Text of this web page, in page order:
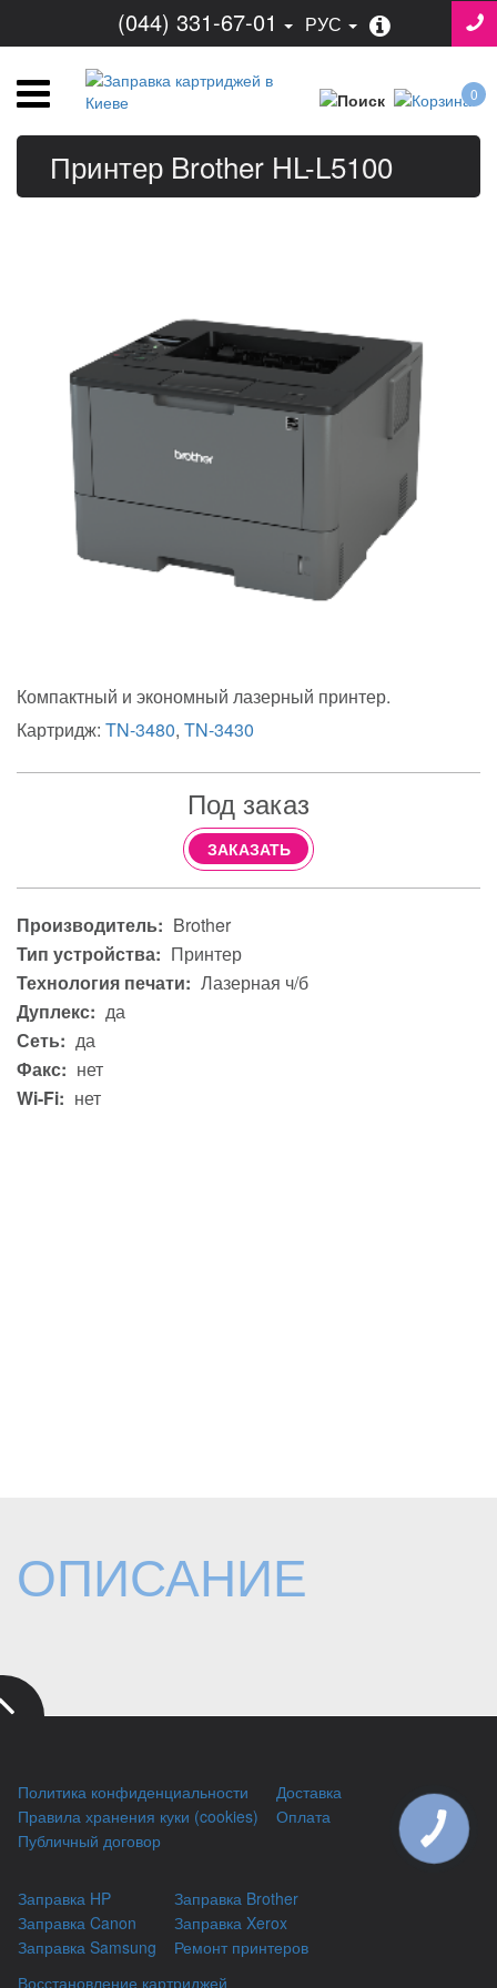
(044) 331-67-01 РУС
0
Принтер Brother HL-L5100
Компактный и экономный лазерный принтер.
Картридж: TN-3480, TN-3430
Под заказ
ЗАКАЗАТЬ
Производитель: Brother
Тип устройства: Принтер
Технология печати: Лазерная ч/б
Дуплекс: да
Сеть: да
Факс: нет
Wi-Fi: нет
ОПИСАНИЕ
Политика конфиденциальности
Правила хранения куки (cookies)
Публичный договор
Доставка
Оплата
Заправка HP
Заправка Canon
Заправка Samsung
Заправка Brother
Заправка Xerox
Ремонт принтеров
Восстановление картриджей
КНОПКА
ЗВ'ЯЗКУ